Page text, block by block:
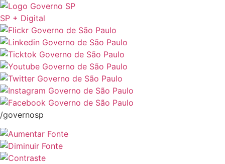
SP + Digital
/governosp